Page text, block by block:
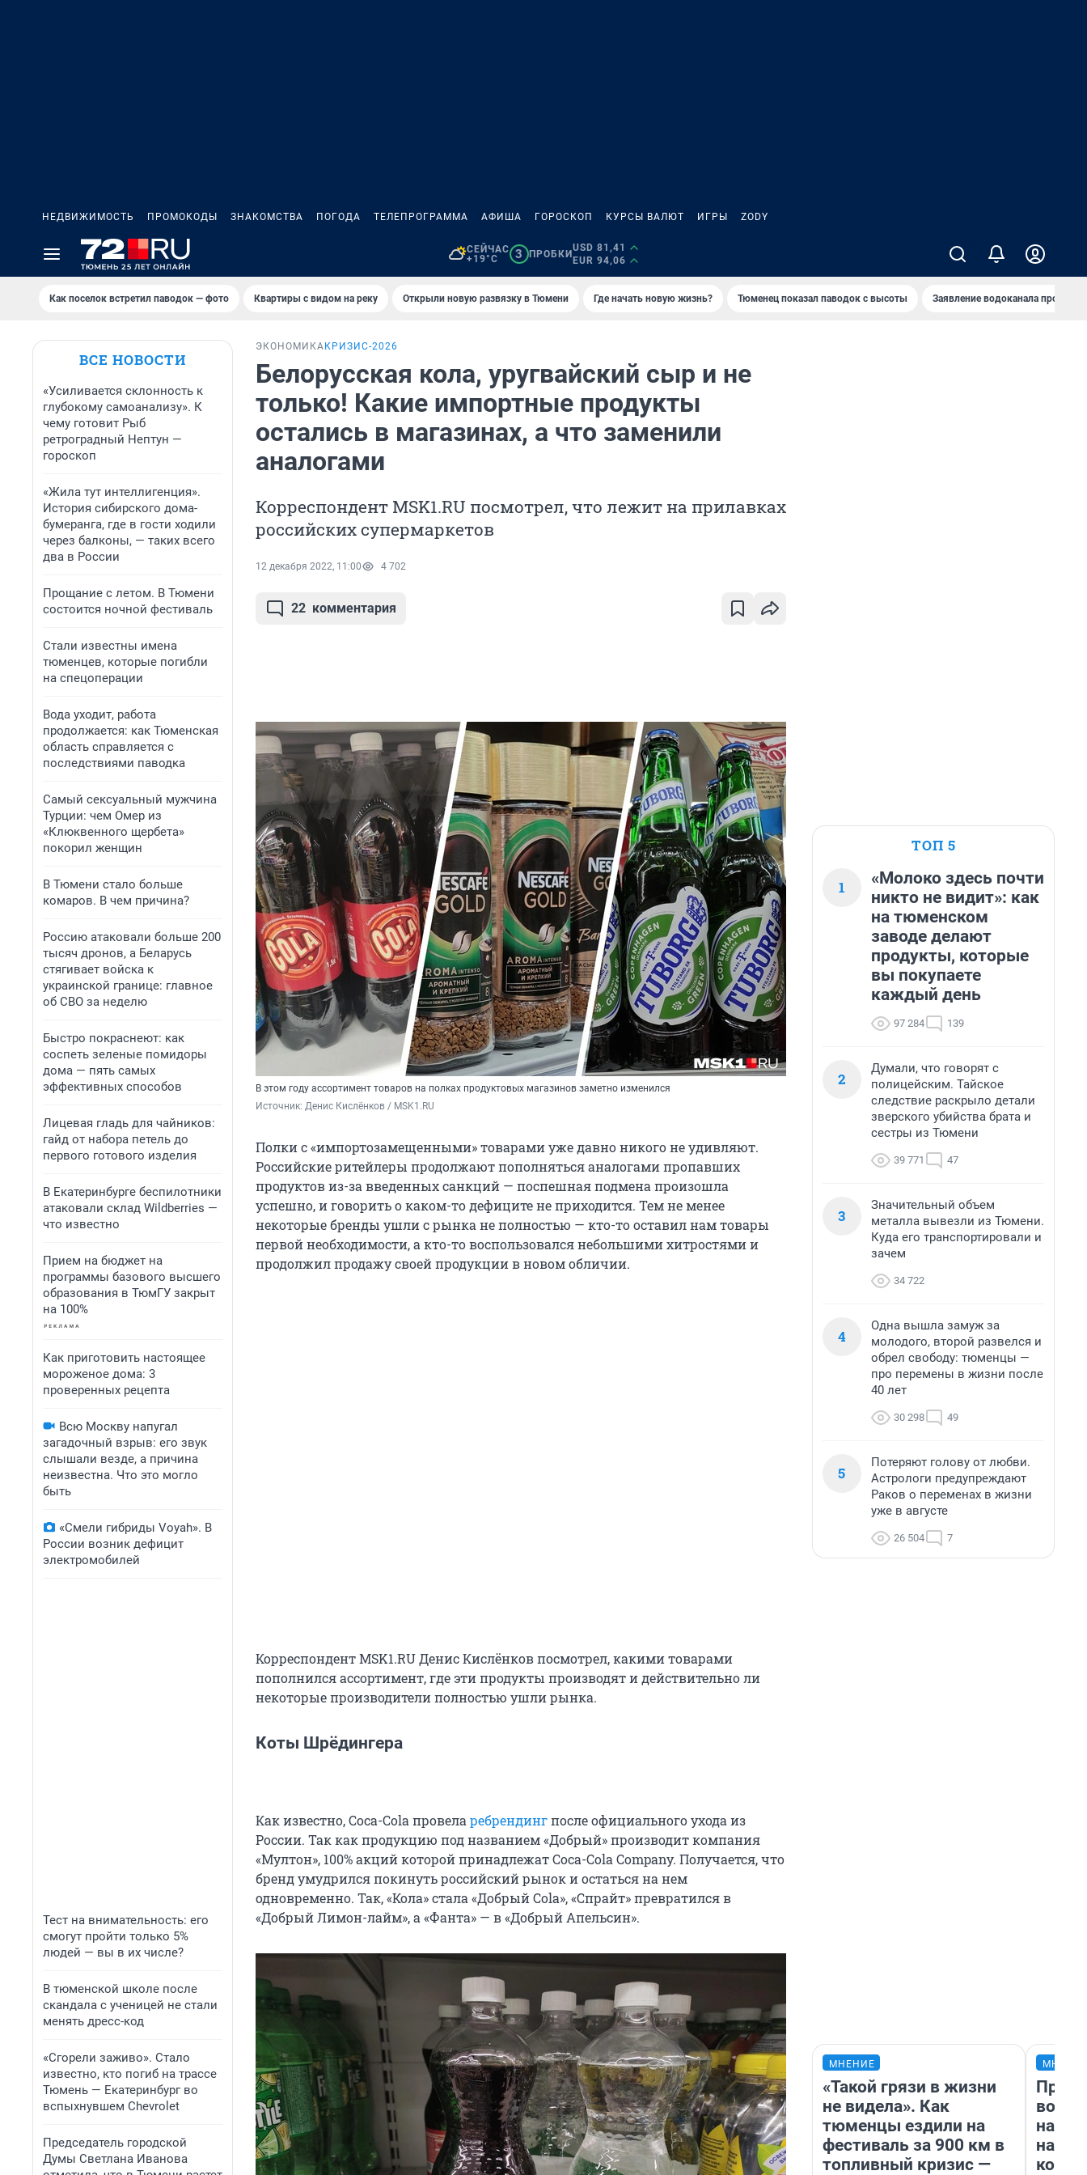
НЕДВИЖИМОСТЬ ПРОМОКОДЫ ЗНАКОМСТВА ПОГОДА ТЕЛЕПРОГРАММА АФИША ГОРОСКОП КУРСЫ ВАЛЮТ ИГРЫ ZODY
СЕЙЧАС
+19°C
3 ПРОБКИ
USD 81,41
EUR 94,06
Как поселок встретил паводок — фото Квартиры с видом на реку Открыли новую развязку в Тюмени Где начать новую жизнь? Тюменец показал паводок с высоты Заявление водоканала про
ВСЕ НОВОСТИ
«Усиливается склонность к
глубокому самоанализу». К
чему готовит Рыб
ретроградный Нептун —
гороскоп
«Жила тут интеллигенция».
История сибирского дома-
бумеранга, где в гости ходили
через балконы, — таких всего
два в России
Прощание с летом. В Тюмени
состоится ночной фестиваль
Стали известны имена
тюменцев, которые погибли
на спецоперации
Вода уходит, работа
продолжается: как Тюменская
область справляется с
последствиями паводка
Самый сексуальный мужчина
Турции: чем Омер из
«Клюквенного щербета»
покорил женщин
В Тюмени стало больше
комаров. В чем причина?
Россию атаковали больше 200
тысяч дронов, а Беларусь
стягивает войска к
украинской границе: главное
об СВО за неделю
Быстро покраснеют: как
соспеть зеленые помидоры
дома — пять самых
эффективных способов
Лицевая гладь для чайников:
гайд от набора петель до
первого готового изделия
В Екатеринбурге беспилотники
атаковали склад Wildberries —
что известно
Прием на бюджет на
программы базового высшего
образования в ТюмГУ закрыт
на 100%
Как приготовить настоящее
мороженое дома: 3
проверенных рецепта
Всю Москву напугал
загадочный взрыв: его звук
слышали везде, а причина
неизвестна. Что это могло
быть
«Смели гибриды Voyah». В
России возник дефицит
электромобилей
Тест на внимательность: его
смогут пройти только 5%
людей — вы в их числе?
В тюменской школе после
скандала с ученицей не стали
менять дресс-код
«Сгорели заживо». Стало
известно, кто погиб на трассе
Тюмень — Екатеринбург во
вспыхнувшем Chevrolet
Председатель городской
Думы Светлана Иванова
ЭКОНОМИКА КРИЗИС-2026
Белорусская кола, уругвайский сыр и не
только! Какие импортные продукты
остались в магазинах, а что заменили
аналогами
Корреспондент MSK1.RU посмотрел, что лежит на прилавках
российских супермаркетов
12 декабря 2022, 11:00 4 702
22 комментария
В этом году ассортимент товаров на полках продуктовых магазинов заметно изменился
Источник: Денис Кислёнков / MSK1.RU
Полки с «импортозамещенными» товарами уже давно никого не удивляют.
Российские ритейлеры продолжают пополняться аналогами пропавших
продуктов из-за введенных санкций — поспешная подмена произошла
успешно, и говорить о каком-то дефиците не приходится. Тем не менее
некоторые бренды ушли с рынка не полностью — кто-то оставил нам товары
первой необходимости, а кто-то воспользовался небольшими хитростями и
продолжил продажу своей продукции в новом обличии.
Корреспондент MSK1.RU Денис Кислёнков посмотрел, какими товарами
пополнился ассортимент, где эти продукты производят и действительно ли
некоторые производители полностью ушли рынка.
Коты Шрёдингера
Как известно, Coca-Cola провела ребрендингпосле официального ухода из
России. Так как продукцию под названием «Добрый» производит компания
«Мултон», 100% акций которой принадлежат Coca-Cola Company. Получается, что
бренд умудрился покинуть российский рынок и остаться на нем
одновременно. Так, «Кола» стала «Добрый Cola», «Спрайт» превратился в
«Добрый Лимон-лайм», а «Фанта» — в «Добрый Апельсин».
ТОП 5
1
«Молоко здесь почти
никто не видит»: как
на тюменском
заводе делают
продукты, которые
вы покупаете
каждый день
97 284 139
2
Думали, что говорят с
полицейским. Тайское
следствие раскрыло детали
зверского убийства брата и
сестры из Тюмени
39 771 47
3
Значительный объем
металла вывезли из Тюмени.
Куда его транспортировали и
зачем
34 722
4
Одна вышла замуж за
молодого, второй развелся и
обрел свободу: тюменцы —
про перемены в жизни после
40 лет
30 298 49
5
Потеряют голову от любви.
Астрологи предупреждают
Раков о переменах в жизни
уже в августе
26 504 7
МНЕНИЕ
«Такой грязи в жизни
не видела». Как
тюменцы ездили на
фестиваль за 900 км в
топливный кризис —
нам